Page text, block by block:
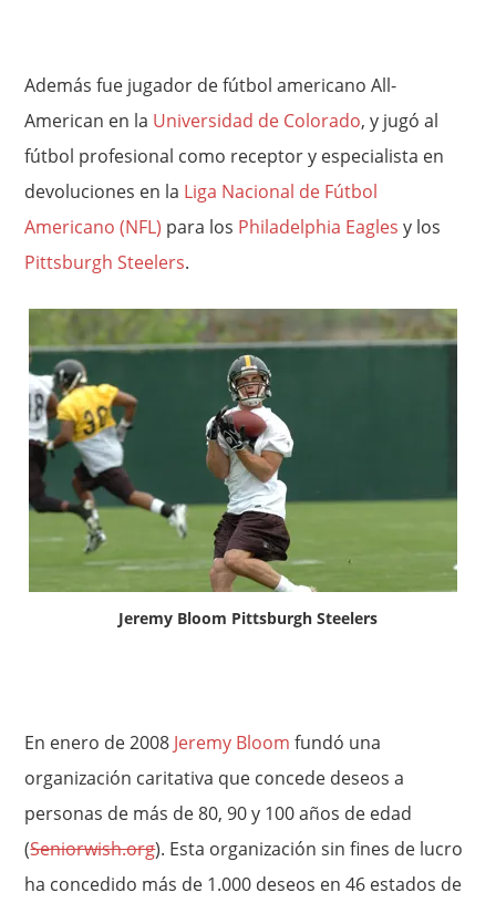
Además fue jugador de fútbol americano All-
American en la Universidad de Colorado, y jugó al
fútbol profesional como receptor y especialista en
devoluciones en la Liga Nacional de Fútbol
Americano (NFL) para los Philadelphia Eagles y los
Pittsburgh Steelers.
Jeremy Bloom Pittsburgh Steelers
En enero de 2008 Jeremy Bloom fundó una
organización caritativa que concede deseos a
personas de más de 80, 90 y 100 años de edad
(Seniorwish.org). Esta organización sin fines de lucro
ha concedido más de 1.000 deseos en 46 estados de